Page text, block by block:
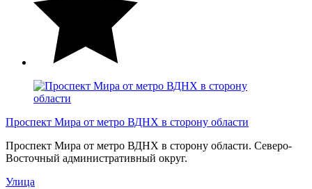
Проспект Мира от метро ВДНХ в сторону области
Проспект Мира от метро ВДНХ в сторону области. Северо-
Восточный административный округ.
Улица